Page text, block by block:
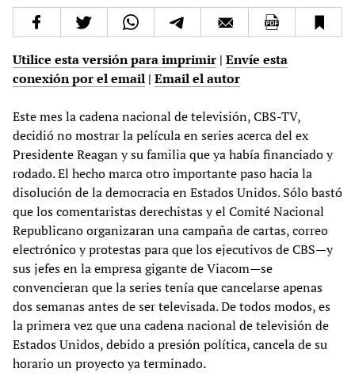
Utilice esta versión para imprimir | Envíe esta
conexión por el email | Email el autor
Este mes la cadena nacional de televisión, CBS-TV,
decidió no mostrar la película en series acerca del ex
Presidente Reagan y su familia que ya había financiado y
rodado. El hecho marca otro importante paso hacia la
disolución de la democracia en Estados Unidos. Sólo bastó
que los comentaristas derechistas y el Comité Nacional
Republicano organizaran una campaña de cartas, correo
electrónico y protestas para que los ejecutivos de CBS—y
sus jefes en la empresa gigante de Viacom—se
convencieran que la series tenía que cancelarse apenas
dos semanas antes de ser televisada. De todos modos, es
la primera vez que una cadena nacional de televisión de
Estados Unidos, debido a presión política, cancela de su
horario un proyecto ya terminado.